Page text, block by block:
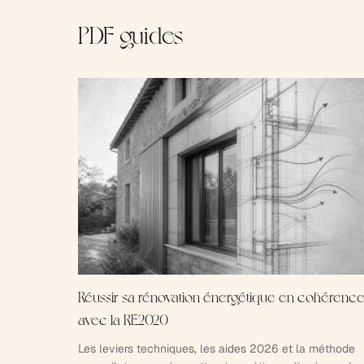
PDF guides
Réussir sa rénovation énergétique en cohérence
avec la RE2020
Les leviers techniques, les aides 2026 et la méthode